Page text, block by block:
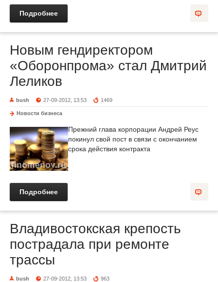
Подробнее
Новым гендиректором
«Оборонпрома» стал Дмитрий
Леликов
bush 27-09-2012, 13:53 1469
Новости бизнеса
Прежний глава корпорации Андрей Реус
покинул свой пост в связи с окончанием
срока действия контракта
Подробнее
Владивостокская крепость
пострадала при ремонте
трассы
bush 27-09-2012, 13:53 963